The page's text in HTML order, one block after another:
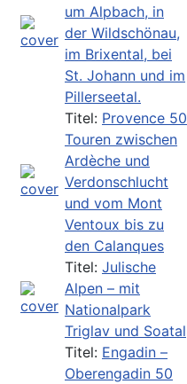
um Alpbach, in
der Wildschönau,
im Brixental, bei
St. Johann und im
Pillerseetal.
Titel: Provence 50
Touren zwischen
Ardèche und
Verdonschlucht
und vom Mont
Ventoux bis zu
den Calanques
Titel: Julische
Alpen – mit
Nationalpark
Triglav und Soatal
Titel: Engadin –
Oberengadin 50